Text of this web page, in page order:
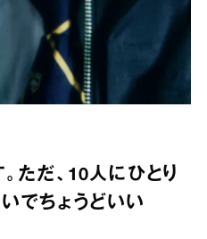
ただ、10人にひとり
でちょうどいい